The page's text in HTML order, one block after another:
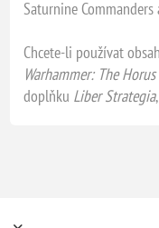
Saturnine
Chcete-li používat
Warhammer: The
doplňku Liber Strategia